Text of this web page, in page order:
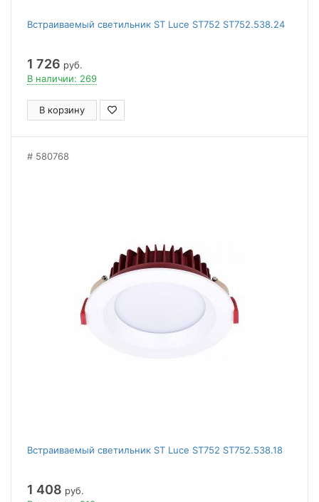
Встраиваемый светильник ST Luce ST752 ST752.538.24
1 726 руб.
В наличии: 269
В корзину
580768
Встраиваемый светильник ST Luce ST752 ST752.538.18
1 408 руб.